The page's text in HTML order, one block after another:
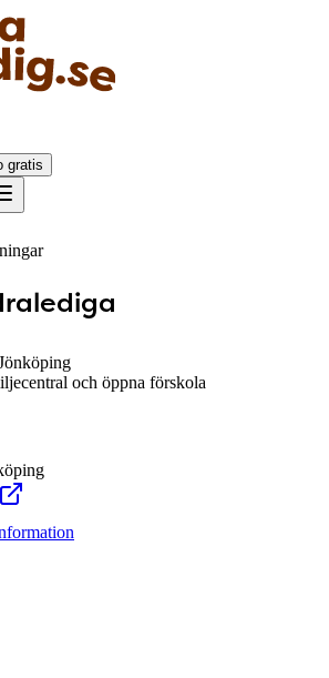
gratis
och öppna förskola
Törnskategatan 1